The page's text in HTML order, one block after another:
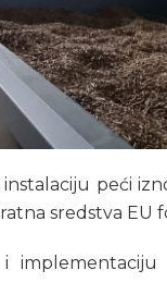
peći
sredstva EU